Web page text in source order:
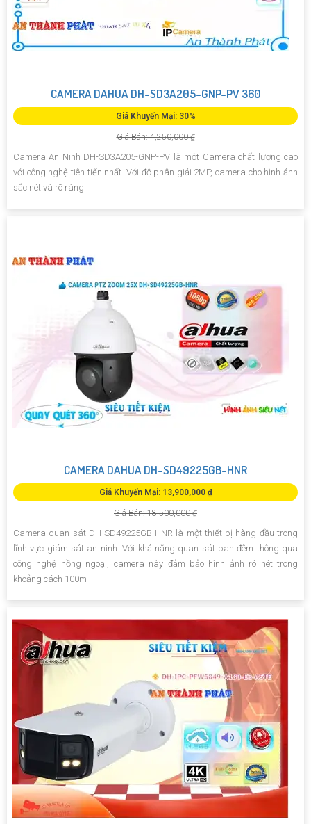
CAMERA DAHUA DH-SD3A205-GNP-PV 360
Giá Khuyến Mại: 30%
Giá Bán: 4,250,000 ₫
Camera An Ninh DH-SD3A205-GNP-PV là một Camera chất lượng cao
với công nghệ tiên tiến nhất. Với độ phân giải 2MP, camera cho hình ảnh
sắc nét và rõ ràng
CAMERA DAHUA DH-SD49225GB-HNR
Giá Khuyến Mại: 13,900,000 ₫
Giá Bán: 18,500,000 ₫
Camera quan sát DH-SD49225GB-HNR là một thiết bị hàng đầu trong
lĩnh vực giám sát an ninh. Với khả năng quan sát ban đêm thông qua
công nghệ hồng ngoại, camera này đảm bảo hình ảnh rõ nét trong
khoảng cách 100m